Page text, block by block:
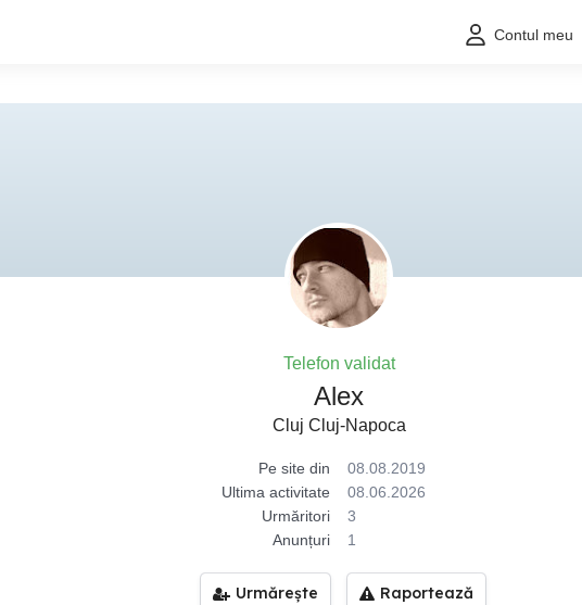
Contul meu
Telefon validat
Alex
Cluj Cluj-Napoca
Pe site din
08.08.2019
Ultima activitate
08.06.2026
Urmăritori
3
Anunțuri
1
Urmărește Raportează